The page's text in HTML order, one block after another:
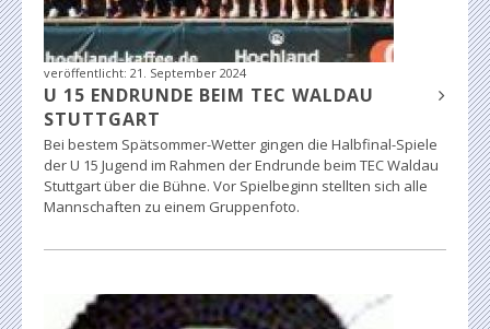
veröffentlicht: 21. September 2024
U 15 ENDRUNDE BEIM TEC WALDAU
STUTTGART
Bei bestem Spätsommer-Wetter gingen die Halbfinal-Spiele
der U 15 Jugend im Rahmen der Endrunde beim TEC Waldau
Stuttgart über die Bühne. Vor Spielbeginn stellten sich alle
Mannschaften zu einem Gruppenfoto.